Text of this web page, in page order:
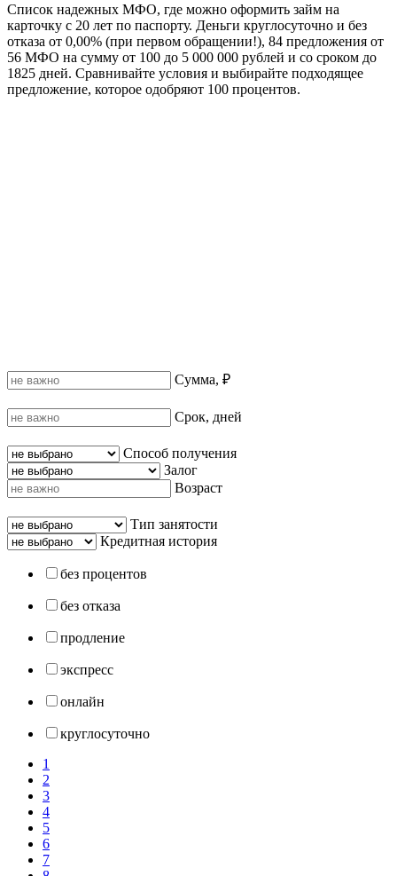
Список надежных МФО, где можно оформить займ на
карточку с 20 лет по паспорту. Деньги круглосуточно и без
отказа от 0,00% (при первом обращении!), 84 предложения от
56 МФО на сумму от 100 до 5 000 000 рублей и со сроком до
1825 дней. Сравнивайте условия и выбирайте подходящее
предложение, которое одобряют 100 процентов.
Сумма, ₽
Срок, дней
Способ получения
Залог
Возраст
Тип занятости
Кредитная история
без процентов
без отказа
продление
экспресс
онлайн
круглосуточно
1
2
3
4
5
6
7